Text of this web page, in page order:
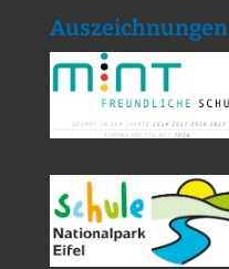
Auszeichnungen